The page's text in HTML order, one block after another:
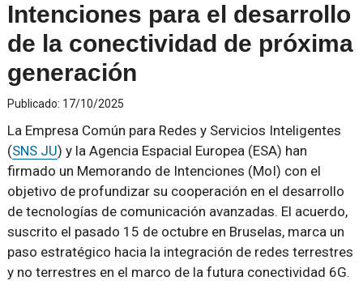
Intenciones para el desarrollo
de la conectividad de próxima
generación
Publicado: 17/10/2025
La Empresa Común para Redes y Servicios Inteligentes
(SNS JU) y la Agencia Espacial Europea (ESA) han
firmado un Memorando de Intenciones (MoI) con el
objetivo de profundizar su cooperación en el desarrollo
de tecnologías de comunicación avanzadas. El acuerdo,
suscrito el pasado 15 de octubre en Bruselas, marca un
paso estratégico hacia la integración de redes terrestres
y no terrestres en el marco de la futura conectividad 6G.